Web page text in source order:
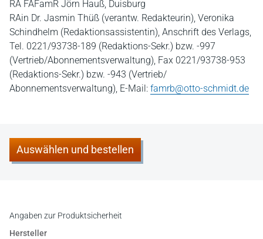
RA FAFamR Jörn Hauß, Duisburg
RAin Dr. Jasmin Thüß (verantw. Redakteurin), Veronika
Schindhelm (Redaktionsassistentin), Anschrift des Verlags,
Tel. 0221/93738-189 (Redaktions-Sekr.) bzw. -997
(Vertrieb/Abonnementsverwaltung), Fax 0221/93738-953
(Redaktions-Sekr.) bzw. -943 (Vertrieb/
Abonnementsverwaltung), E-Mail: famrb@otto-schmidt.de
Auswählen und bestellen
Angaben zur Produktsicherheit
Hersteller